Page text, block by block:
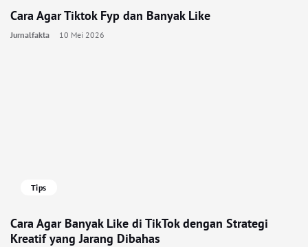
Cara Agar Tiktok Fyp dan Banyak Like
Jurnalfakta 10 Mei 2026
Tips
Cara Agar Banyak Like di TikTok dengan Strategi
Kreatif yang Jarang Dibahas